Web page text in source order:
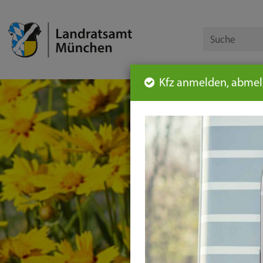
Kfz anmelden,